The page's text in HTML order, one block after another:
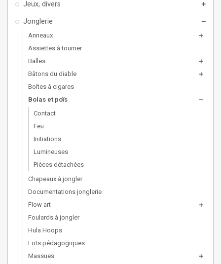
Jeux, divers add
Jonglerie remove
Anneaux add
Assiettes à tourner
Balles
add
Bâtons du diable add
Boîtes à cigares
Bolas et poïs
remove
Contact
Feu
Initiations
Lumineuses
Pièces détachées
Chapeaux à jongler
Documentations jonglerie
Flow art
add
Foulards à jongler
Hula Hoops
Lots pédagogiques
Massues
add